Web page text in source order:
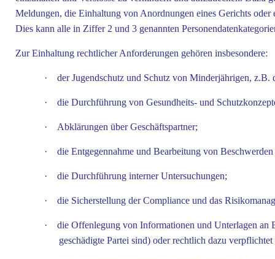
Meldungen, die Einhaltung von Anordnungen eines Gerichts
Dies kann alle in Ziffer 2 und 3 genannten
Zur Einhaltung rechtlicher Anforderungen gehören insbesondere:
· der Jugendschutz und Schutz von Minderjährigen,
· die Durchführung von Gesundheits- und
· Abklärungen über Geschäftspartner;
· die Entgegennahme und Bearbeitung von
· die Durchführung interner Untersuchungen;
· die Sicherstellung der Compliance und das
·
die Offenlegung von Informationen und Unterlagen
geschädigte Partei sind) oder rechtlich dazu verpflichtet